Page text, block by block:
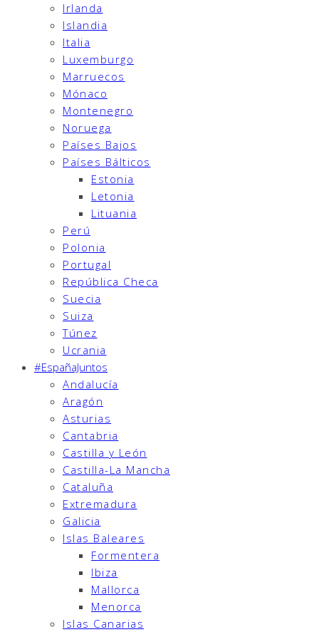
Irlanda
Islandia
Italia
Luxemburgo
Marruecos
Mónaco
Montenegro
Noruega
Países Bajos
Países Bálticos
Estonia
Letonia
Lituania
Perú
Polonia
Portugal
República Checa
Suecia
Suiza
Túnez
Ucrania
#EspañaJuntos
Andalucía
Aragón
Asturias
Cantabria
Castilla y León
Castilla-La Mancha
Cataluña
Extremadura
Galicia
Islas Baleares
Formentera
Ibiza
Mallorca
Menorca
Islas Canarias